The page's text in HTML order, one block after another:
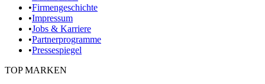
•Firmengeschichte
•Impressum
•Jobs & Karriere
•Partnerprogramme
•Pressespiegel
TOP MARKEN